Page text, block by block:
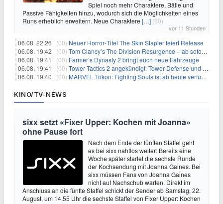
Spiel noch mehr Charaktere, Bälle und
Passive Fähigkeiten hinzu, wodurch sich die Möglichkeiten eines
Runs erheblich erweitern. Neue Charaktere […] (00)
vor 11 Stunden
06.08. 22:26 | (00) Neuer Horror‑Titel The Skin Stapler feiert Release
06.08. 19:42 | (00) Tom Clancy’s The Division Resurgence – ab sofort für euch verfügbar
06.08. 19:41 | (00) Farmer’s Dynasty 2 bringt euch neue Fahrzeuge
06.08. 19:41 | (00) Tower Tactics 2 angekündigt: Tower Defense und Deckbuilding Kombo kehrt zurück
06.08. 19:40 | (00) MARVEL Tōkon: Fighting Souls ist ab heute verfügbar
KINO/TV-NEWS
sixx setzt «Fixer Upper: Kochen mit Joanna»
ohne Pause fort
Nach dem Ende der fünften Staffel geht
es bei sixx nahtlos weiter: Bereits eine
Woche später startet die sechste Runde
der Kochsendung mit Joanna Gaines. Bei
sixx müssen Fans von Joanna Gaines
nicht auf Nachschub warten. Direkt im
Anschluss an die fünfte Staffel schickt der Sender ab Samstag, 22.
August, um 14.55 Uhr die sechste Staffel von Fixer Upper: Kochen